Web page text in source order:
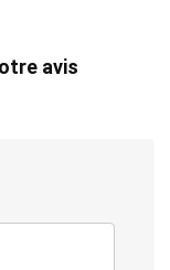
avis